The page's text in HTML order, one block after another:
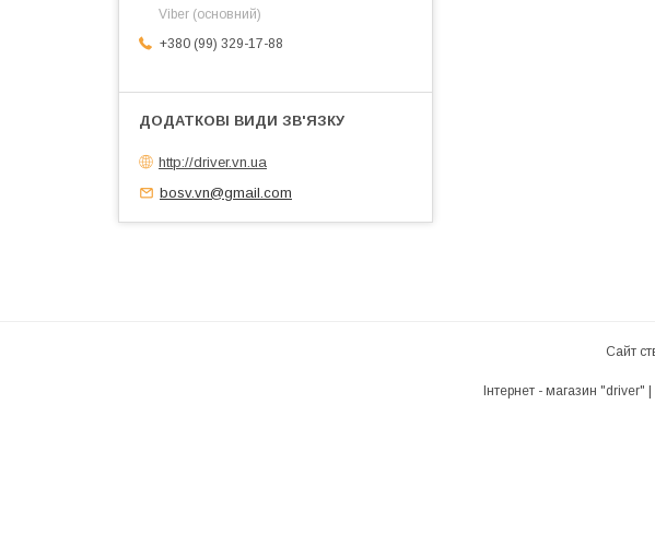
Viber (основний)
+380 (99) 329-17-88
http://driver.vn.ua
bosv.vn@gmail.com
Сайт
Інтернет - магазин "driver" |